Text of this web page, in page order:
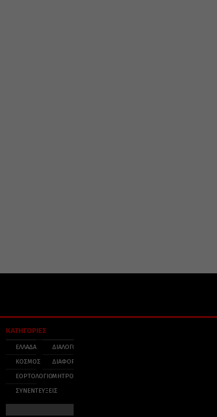
ΚΑΤΗΓΟΡΙΕΣ
ΕΛΛΑΔΑ
ΚΟΣΜΟΣ
ΕΟΡΤΟΛΟΓΙΟ
ΣΥΝΕΝΤΕΥΞΕΙΣ
ΔΙΑΛΟΓΟΣ
ΔΙΑΦΟΡΑ
ΜΗΤΡΟΠΟΛΕΙΣ